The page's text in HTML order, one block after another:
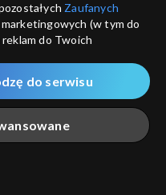
Trzeci punkt widzenia
Zaufanych
marketingowych (w tym do
do Twoich
na udostępnianie
odwiedzania przez
zwanych dalej
za pomocą
do serwisu